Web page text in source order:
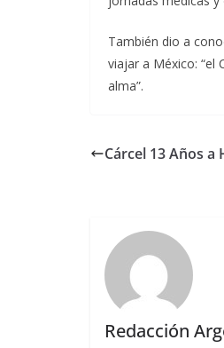
También dio a
viajar a México: “el
alma”.
Cárcel 13 Años a
Redacción